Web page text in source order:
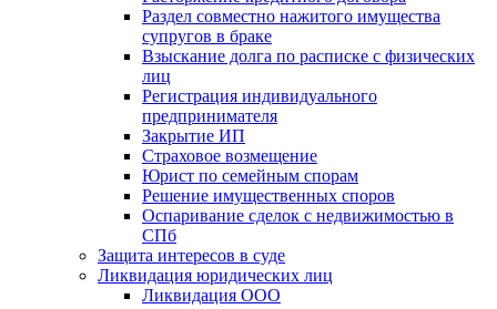
Раздел совместно нажитого имущества
супругов в браке
Взыскание долга по расписке с физических
лиц
Регистрация индивидуального
предпринимателя
Закрытие ИП
Страховое возмещение
Юрист по семейным спорам
Решение имущественных споров
Оспаривание сделок с недвижимостью в
СПб
Защита интересов в суде
Ликвидация юридических лиц
Ликвидация ООО